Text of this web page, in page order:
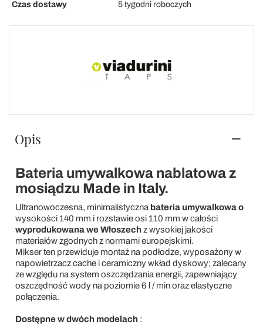
Czas dostawy
5 tygodni roboczych
Opis
Bateria umywalkowa nablatowa z
mosiądzu Made in Italy.
Ultranowoczesna, minimalistyczna bateria umywalkowa o
wysokości 140 mm i rozstawie osi 110 mm w całości
wyprodukowana we Włoszech z wysokiej jakości
materiałów zgodnych z normami europejskimi.
Mikser ten przewiduje montaż na podłodze, wyposażony w
napowietrzacz cache i ceramiczny wkład dyskowy; zalecany
ze względu na system oszczędzania energii, zapewniający
oszczędność wody na poziomie 6 l / min oraz elastyczne
połączenia.
Dostępne w dwóch modelach :